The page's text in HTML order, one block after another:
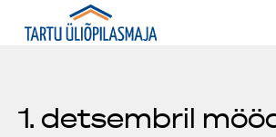
Uudised
1. detsembril